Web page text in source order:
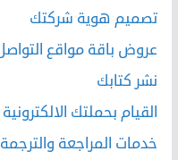
تصميم هوية شركتك
عروض باقة مواقع
نشر كتابك
القيام بحملتك
خدمات المراجعة والترجمة